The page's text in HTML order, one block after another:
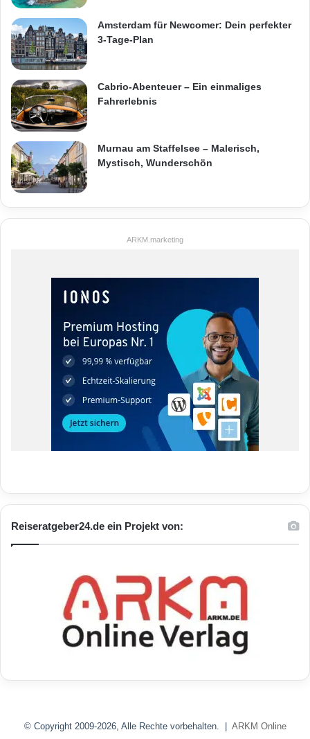
Amsterdam für Newcomer: Dein perfekter
3-Tage-Plan
Cabrio-Abenteuer – Ein einmaliges
Fahrerlebnis
Murnau am Staffelsee – Malerisch,
Mystisch, Wunderschön
ARKM.marketing
Reiseratgeber24.de ein Projekt von:
© Copyright 2009-2026, Alle Rechte vorbehalten. | ARKM Online